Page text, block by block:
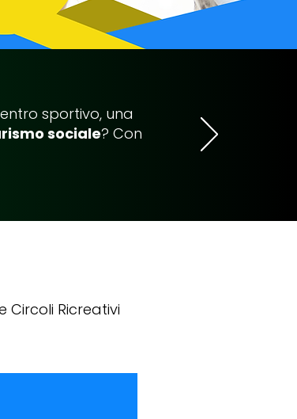
sportivo, una
sociale? Con
Circoli Ricreativi